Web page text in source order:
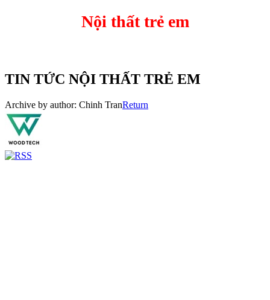
Nội thất trẻ em
TIN TỨC NỘI THẤT TRẺ EM
Archive by author: Chinh TranReturn